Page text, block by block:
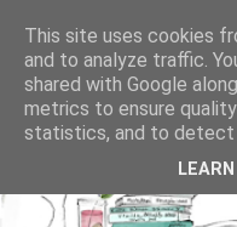
This site uses cookies
and to analyze traffic.
shared with Google
metrics to ensure
statistics, and to detect